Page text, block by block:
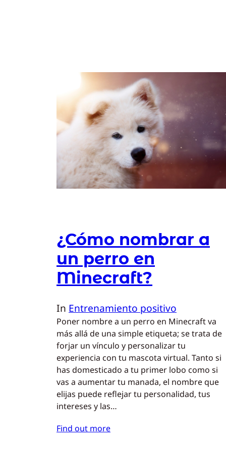
¿Cómo nombrar a
un perro en
Minecraft?
In Entrenamiento positivo
Poner nombre a un perro en Minecraft va
más allá de una simple etiqueta; se trata de
forjar un vínculo y personalizar tu
experiencia con tu mascota virtual. Tanto si
has domesticado a tu primer lobo como si
vas a aumentar tu manada, el nombre que
elijas puede reflejar tu personalidad, tus
intereses y las…
Find out more